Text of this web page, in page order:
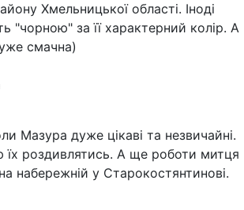
Хмельницької області. Іноді
"чорною" за її характерний колір. А
смачна)
Мазура дуже цікаві та незвичайні.
їх роздивлятись. А ще роботи митця
набережній у Старокостянтинові.